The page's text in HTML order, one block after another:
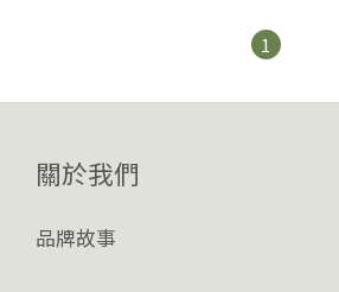
1
關於我們
品牌故事